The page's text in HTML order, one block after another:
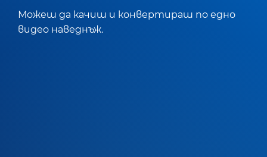
Можеш да качиш и конвертираш по едно
видео наведнъж.